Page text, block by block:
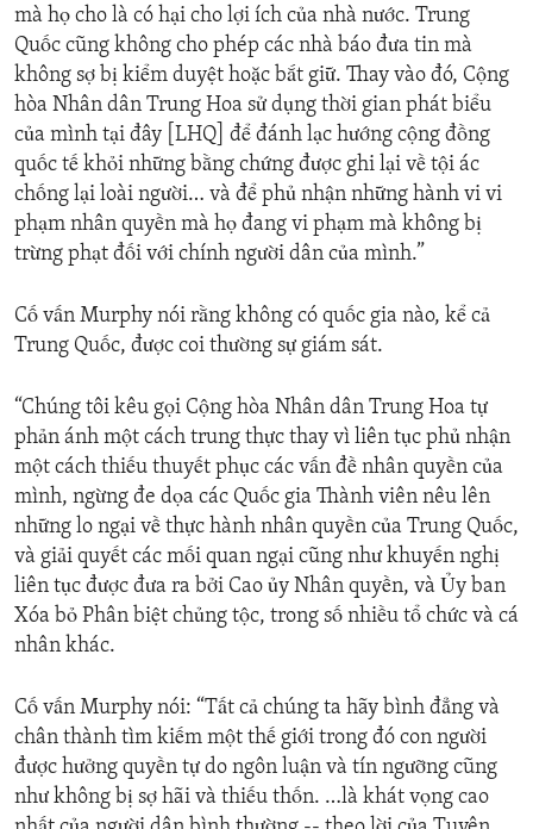
mà họ cho là có hại cho lợi ích của nhà nước. Trung
Quốc cũng không cho phép các nhà báo đưa tin mà
không sợ bị kiểm duyệt hoặc bắt giữ. Thay vào đó, Cộng
hòa Nhân dân Trung Hoa sử dụng thời gian phát biểu
của mình tại đây [LHQ] để đánh lạc hướng cộng đồng
quốc tế khỏi những bằng chứng được ghi lại về tội ác
chống lại loài người… và để phủ nhận những hành vi vi
phạm nhân quyền mà họ đang vi phạm mà không bị
trừng phạt đối với chính người dân của mình.”
Cố vấn Murphy nói rằng không có quốc gia nào, kể cả
Trung Quốc, được coi thường sự giám sát.
“Chúng tôi kêu gọi Cộng hòa Nhân dân Trung Hoa tự
phản ánh một cách trung thực thay vì liên tục phủ nhận
một cách thiếu thuyết phục các vấn đề nhân quyền của
mình, ngừng đe dọa các Quốc gia Thành viên nêu lên
những lo ngại về thực hành nhân quyền của Trung Quốc,
và giải quyết các mối quan ngại cũng như khuyến nghị
liên tục được đưa ra bởi Cao ủy Nhân quyền, và Ủy ban
Xóa bỏ Phân biệt chủng tộc, trong số nhiều tổ chức và cá
nhân khác.
Cố vấn Murphy nói: “Tất cả chúng ta hãy bình đẳng và
chân thành tìm kiếm một thế giới trong đó con người
được hưởng quyền tự do ngôn luận và tín ngưỡng cũng
như không bị sợ hãi và thiếu thốn. …là khát vọng cao